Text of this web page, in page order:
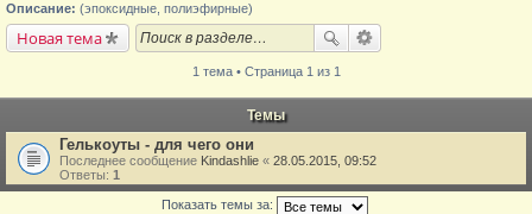
Описание: (эпоксидные, полиэфирные)
Новая тема
1 тема • Страница 1 из 1
Темы
Гелькоуты - для чего они
Последнее сообщение Kindashlie « 28.05.2015, 09:52
Ответы: 1
Показать темы за: